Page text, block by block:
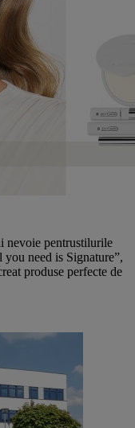
nevoie pentrustilurile
need is Signature”,
produse perfecte de